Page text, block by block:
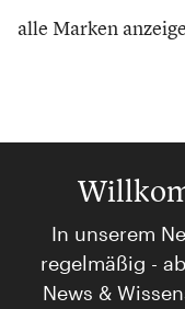
alle Marken
In unserem
regelmäßig -
News &